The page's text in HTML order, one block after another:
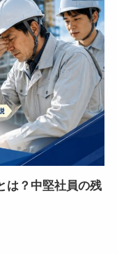
は？中堅社員の残